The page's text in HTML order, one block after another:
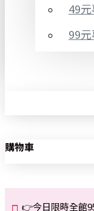
49
99
購物車
👉今日限時全館